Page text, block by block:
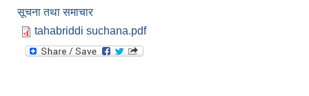
सूचना तथा समाचार
tahabriddi suchana.pdf